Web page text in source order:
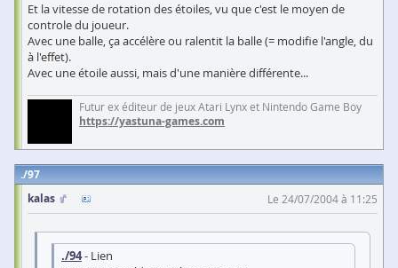
Et la vitesse de rotation des étoiles, vu que c'est le moyen de
controle du joueur.
Avec une balle, ça accélère ou ralentit la balle (= modifie l'angle, du
à l'effet).
Avec une étoile aussi, mais d'une manière différente...
Futur ex éditeur de jeux Atari Lynx et Nintendo Game Boy
https://yastuna-games.com
97
kalas
Le 24/07/2004 à 11:25
./94- Lien